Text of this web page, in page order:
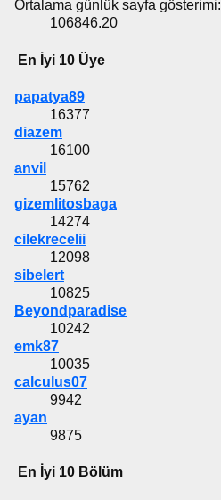
Ortalama günlük sayfa gösterimi:
106846.20
En İyi 10 Üye
papatya89
16377
diazem
16100
anvil
15762
gizemlitosbaga
14274
cilekrecelii
12098
sibelert
10825
Beyondparadise
10242
emk87
10035
calculus07
9942
ayan
9875
En İyi 10 Bölüm